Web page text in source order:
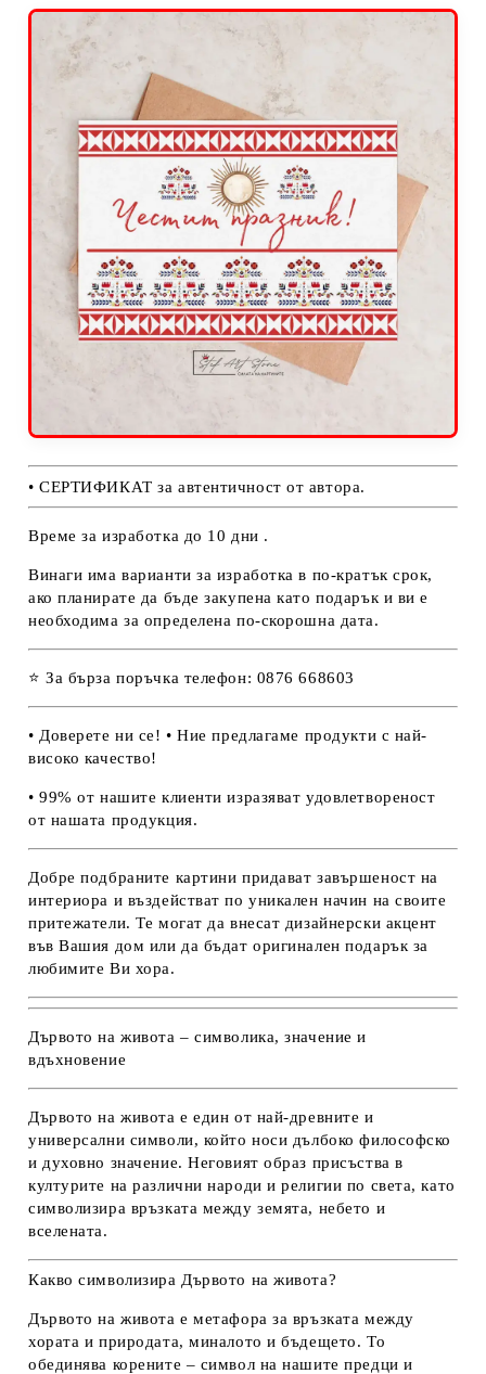
• СЕРТИФИКАТ за автентичност от автора.
Време за изработка до 10 дни .
Винаги има варианти за изработка в по-кратък срок,
ако планирате да бъде закупена като подарък и ви е
необходима за определена по-скорошна дата.
⭐ За бърза поръчка телефон: 0876 668603
• Доверете ни се! • Ние предлагаме продукти с най-
високо качество!
• 99% от нашите клиенти изразяват удовлетвореност
от нашата продукция.
Добре подбраните картини придават завършеност на
интериора и въздействат по уникален начин на своите
притежатели. Те могат да внесат дизайнерски акцент
във Вашия дом или да бъдат оригинален подарък за
любимите Ви хора.
Дървото на живота – символика, значение и
вдъхновение
Дървото на живота е един от най-древните и
универсални символи, който носи дълбоко философско
и духовно значение. Неговият образ присъства в
културите на различни народи и религии по света, като
символизира връзката между земята, небето и
вселената.
Какво символизира Дървото на живота?
Дървото на живота е метафора за връзката между
хората и природата, миналото и бъдещето. То
обединява корените – символ на нашите предци и